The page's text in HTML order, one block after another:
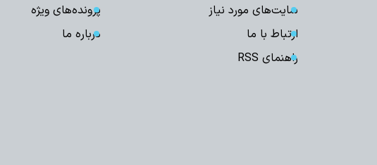
سایت‌های مورد نیاز
پرونده‌های ویژه
ارتباط با ما
درباره ما
راهنمای RSS